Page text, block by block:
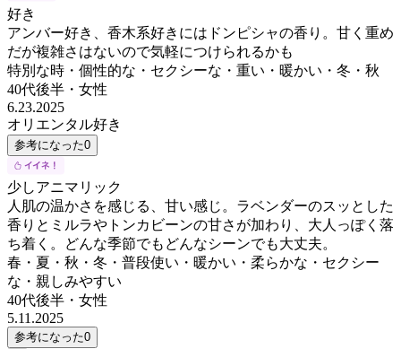
好き
アンバー好き、香木系好きにはドンピシャの香り。甘く重め
だが複雑さはないので気軽につけられるかも
特別な時・個性的な・セクシーな・重い・暖かい・冬・秋
40代後半 ・ 女性
6.23.2025
オリエンタル好き
参考になった0
少しアニマリック
人肌の温かさを感じる、甘い感じ。ラベンダーのスッとした
香りとミルラやトンカビーンの甘さが加わり、大人っぽく落
ち着く。どんな季節でもどんなシーンでも大丈夫。
春・夏・秋・冬・普段使い・暖かい・柔らかな・セクシー
な・親しみやすい
40代後半 ・ 女性
5.11.2025
参考になった0